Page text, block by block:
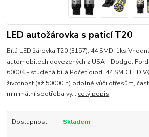
LED autožárovka s paticí T20
Bílá LED žárovka T20 (3157), 44 SMD, 1ks
automobilech dovezených z USA - Dodge,
6000K - studená bílá Počet diod: 44 SMD LED
životnost (až 50000 h) odolné vůči otřesům,
minimální spotřeba vy... celý popis
Dostupnost Skladem